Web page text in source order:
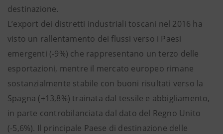
destinazione.
L’export dei distretti industriali toscani nel 2016 ha
visto un rallentamento dei flussi verso i Paesi
emergenti (-9%) che rappresentano un terzo delle
esportazioni, mentre il mercato europeo rimane
sostanzialmente stabile con buoni risultati verso la
Spagna (+13,8%) trainata dal tessile e abbigliamento,
in parte controbilanciata dal dato del Regno Unito
(-5,6%). Il principale Paese di destinazione delle